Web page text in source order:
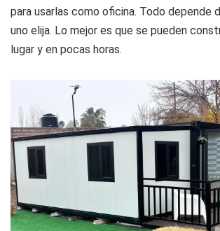
para usarlas como oficina. Todo depende
uno elija. Lo mejor es que se pueden
lugar y en pocas horas.